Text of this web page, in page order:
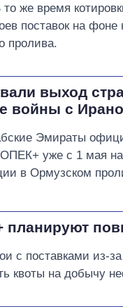
же время
поставок на фоне
пролива.
выход
войны с
Эмираты
уже с 1 мая
в Ормузском
с поставками из-
квоты на добычу